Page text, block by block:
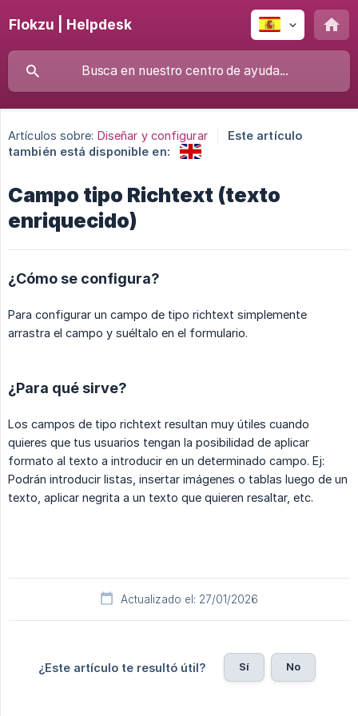
Flokzu | Helpdesk
Artículos sobre: Diseñar y configurar
Este artículo
también está disponible en:
Campo tipo Richtext (texto
enriquecido)
¿Cómo se configura?
Para configurar un campo de tipo richtext simplemente
arrastra el campo y suéltalo en el formulario.
¿Para qué sirve?
Los campos de tipo richtext resultan muy útiles cuando
quieres que tus usuarios tengan la posibilidad de aplicar
formato al texto a introducir en un determinado campo. Ej:
Podrán introducir listas, insertar imágenes o tablas luego de un
texto, aplicar negrita a un texto que quieren resaltar, etc.
Actualizado el: 27/01/2026
¿Este artículo te resultó útil? Sí No